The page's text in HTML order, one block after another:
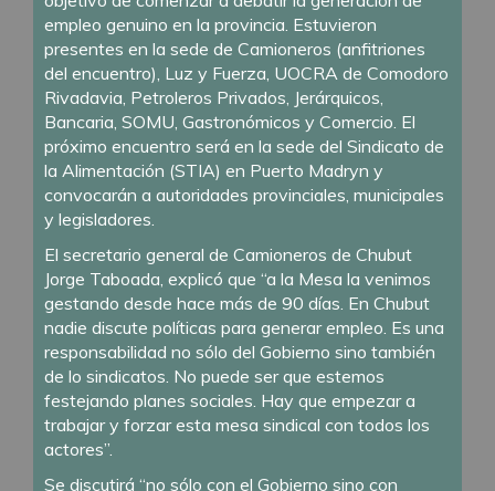
empleo genuino en la provincia. Estuvieron
presentes en la sede de Camioneros (anfitriones
del encuentro), Luz y Fuerza, UOCRA de Comodoro
Rivadavia, Petroleros Privados, Jerárquicos,
Bancaria, SOMU, Gastronómicos y Comercio. El
próximo encuentro será en la sede del Sindicato de
la Alimentación (STIA) en Puerto Madryn y
convocarán a autoridades provinciales, municipales
y legisladores.
El secretario general de Camioneros de Chubut
Jorge Taboada, explicó que “a la Mesa la venimos
gestando desde hace más de 90 días. En Chubut
nadie discute políticas para generar empleo. Es una
responsabilidad no sólo del Gobierno sino también
de lo sindicatos. No puede ser que estemos
festejando planes sociales. Hay que empezar a
trabajar y forzar esta mesa sindical con todos los
actores”.
Se discutirá “no sólo con el Gobierno sino con